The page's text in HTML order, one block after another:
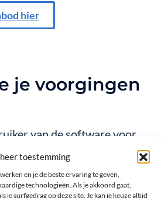
toestemming
en je de beste ervaring te geven,
technologieën. Als je akkoord gaat,
je surfgedrag op deze site. Je kan je keuze altijd
hier
je voorgingen
van de software voor
we zijn zeer tevreden
van het systeem,
en de prijs-kwaliteit is top!